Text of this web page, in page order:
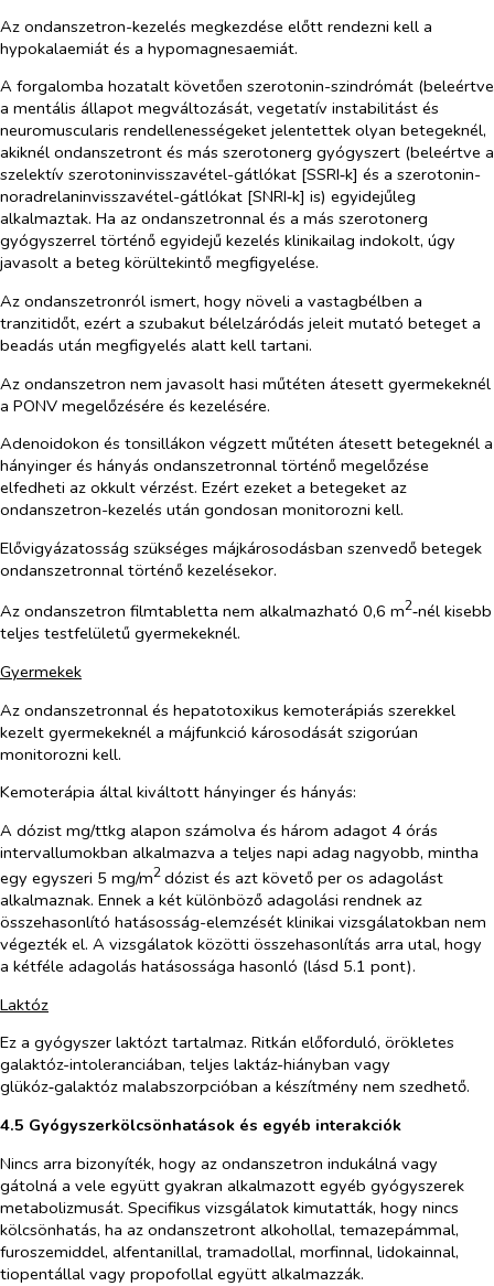
Az ondanszetron-kezelés megkezdése előtt rendezni kell a
hypokalaemiát és a hypomagnesaemiát.
A forgalomba hozatalt követően szerotonin-szindrómát (beleértve
a mentális állapot megváltozását, vegetatív instabilitást és
neuromuscularis rendellenességeket jelentettek olyan betegeknél,
akiknél ondanszetront és más szerotonerg gyógyszert (beleértve a
szelektív szerotoninvisszavétel-gátlókat [SSRI‑k] és a szerotonin-
noradrelaninvisszavétel-gátlókat [SNRI‑k] is) egyidejűleg
alkalmaztak. Ha az ondanszetronnal és a más szerotonerg
gyógyszerrel történő egyidejű kezelés klinikailag indokolt, úgy
javasolt a beteg körültekintő megfigyelése.
Az ondanszetronról ismert, hogy növeli a vastagbélben a
tranzitidőt, ezért a szubakut bélelzáródás jeleit mutató beteget a
beadás után megfigyelés alatt kell tartani.
Az ondanszetron nem javasolt hasi műtéten átesett gyermekeknél
a PONV megelőzésére és kezelésére.
Adenoidokon és tonsillákon végzett műtéten átesett betegeknél a
hányinger és hányás ondanszetronnal történő megelőzése
elfedheti az okkult vérzést. Ezért ezeket a betegeket az
ondanszetron-kezelés után gondosan monitorozni kell.
Elővigyázatosság szükséges májkárosodásban szenvedő betegek
ondanszetronnal történő kezelésekor.
Az ondanszetron filmtabletta nem alkalmazható 0,6 m2‑nél kisebb
teljes testfelületű gyermekeknél.
Gyermekek
Az ondanszetronnal és hepatotoxikus kemoterápiás szerekkel
kezelt gyermekeknél a májfunkció károsodását szigorúan
monitorozni kell.
Kemoterápia által kiváltott hányinger és hányás:
A dózist mg/ttkg alapon számolva és három adagot 4 órás
intervallumokban alkalmazva a teljes napi adag nagyobb, mintha
egy egyszeri 5 mg/m2dózist és azt követő per os adagolást
alkalmaznak. Ennek a két különböző adagolási rendnek az
összehasonlító hatásosság-elemzését klinikai vizsgálatokban nem
végezték el. A vizsgálatok közötti összehasonlítás arra utal, hogy
a kétféle adagolás hatásossága hasonló (lásd 5.1 pont).
Laktóz
Ez a gyógyszer laktózt tartalmaz. Ritkán előforduló, örökletes
galaktóz-intoleranciában, teljes laktáz-hiányban vagy
glükóz‑galaktóz malabszorpcióban a készítmény nem szedhető.
4.5 Gyógyszerkölcsönhatások és egyéb interakciók
Nincs arra bizonyíték, hogy az ondanszetron indukálná vagy
gátolná a vele együtt gyakran alkalmazott egyéb gyógyszerek
metabolizmusát. Specifikus vizsgálatok kimutatták, hogy nincs
kölcsönhatás, ha az ondanszetront alkohollal, temazepámmal,
furoszemiddel, alfentanillal, tramadollal, morfinnal, lidokainnal,
tiopentállal vagy propofollal együtt alkalmazzák.